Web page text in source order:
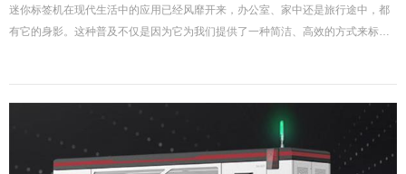
迷你标签机在现代生活中的应用已经风靡开来，办公室、家中还是旅行途中，都
有它的身影。这种普及不仅是因为它为我们提供了一种简洁、高效的方式来标记